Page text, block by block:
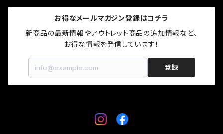
プロテクター
秋冬モデル
グローブ
キャップ
お得なメールマガジン登録はコチラ
新商品の最新情報やアウトレット商品の追加情報など、
お得な情報を発信しています！
登録